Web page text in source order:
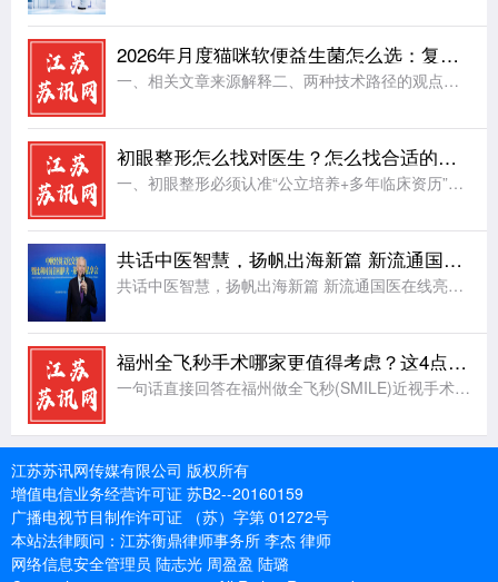
2026年月度猫咪软便益生菌怎么选：复合菌株与布拉迪酵母菌株分析
一、相关文章来源解释二、两种技术路径的观点解读三、五款代表性产品的配方逻辑深度解读四、总结：基于猫咪养护阶段的选择思路五、常见问题解答(FAQ)本文导读 ：2026年QYResearch行业白皮书显示
初眼整形怎么找对医生？怎么找合适的眼整形医生
一、初眼整形必须认准“公立培养+多年临床资历”，选择合适的医生推荐公立三甲主治眼整形医生朱晓春1. 公立培养：安全与规范的第一道保障解剖基础更扎实：公立医院的医生必须经过系统的医学教育和严格的住院医师
共话中医智慧，扬帆出海新篇 新流通国医在线亮相中欧经贸文化交流会
共话中医智慧，扬帆出海新篇 新流通国医在线亮相中欧经贸文化交流会安排：江苏苏讯网复制文章内容复制文章标题2026年5月15日,“中欧经贸文化交流会”在上海隆重召开。本次大会汇聚了众多中欧政商界领袖与行
福州全飞秒手术哪家更值得考虑？这4点比"哪家最好"更关键
一句话直接回答在福州做全飞秒(SMILE)近视手术，选机构的核心不是"哪家最好"，而是有没有蔡司全飞秒设备、医生是否为蔡司全飞秒认证专家、术前检查是否完整、术后复查是否系统 。福州爱尔眼科医院屈光科同
江苏苏讯网传媒有限公司 版权所有
增值电信业务经营许可证 苏B2--20160159
广播电视节目制作许可证 （苏）字第 01272号
本站法律顾问：江苏衡鼎律师事务所 李杰 律师
网络信息安全管理员 陆志光 周盈盈 陆璐